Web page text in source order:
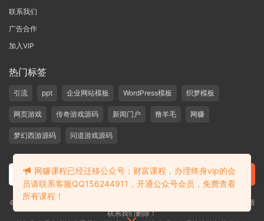
联系我们
广告合作
加入VIP
热门标签
引流 ppt 企业网站模板 WordPress模板 织梦模板
网页游戏 传奇游戏源码 新闻门户 撸羊毛 网赚
梦幻西游源码 问道游戏源码
©2019-2020 愁资源 站内大部分资源收集于网络，若侵犯了您的合法权益，请
联系我们删除！
网赚课程已经迁移公众号：财富课程，办理终身vip的会
员请联系客服QQ156244911，开通公众号会员，免费查看
所有课程！